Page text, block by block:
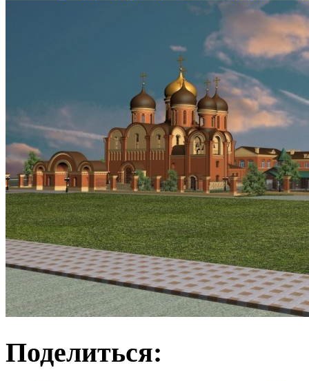
Поделиться: